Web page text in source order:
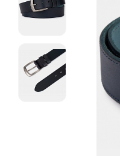
Капсула
Акции / Новости
Адреса магазинов